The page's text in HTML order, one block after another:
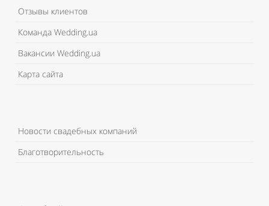
Отзывы клиентов
Команда Wedding.ua
Вакансии Wedding.ua
Карта сайта
Новости свадебных компаний
Благотворительность